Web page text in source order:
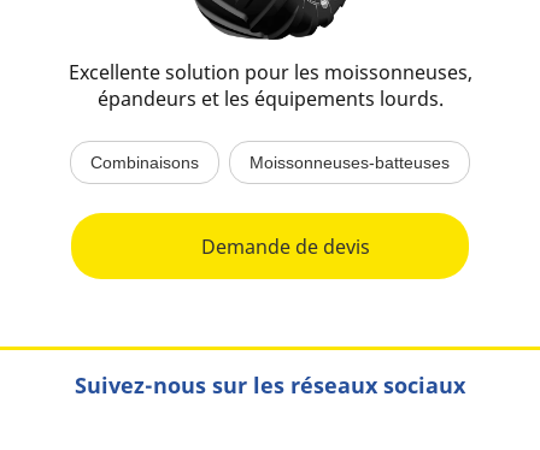
Excellente solution pour les moissonneuses,
épandeurs et les équipements lourds.
Combinaisons Moissonneuses-batteuses
Demande de devis
Suivez-nous sur les réseaux sociaux